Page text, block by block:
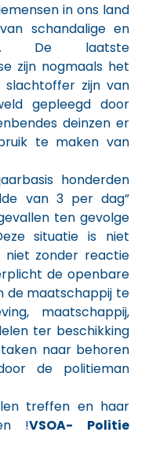
in ons land
schandalige en
De laatste
zijn nogmaals het
slachtoffer zijn van
gepleegd door
deinzen er
te maken van
honderden
van 3 per dag”
ten gevolge
situatie is niet
zonder reactie
de openbare
de maatschappij te
maatschappij,
ter beschikking
naar behoren
de politieman
treffen en haar
!VSOA- Politie